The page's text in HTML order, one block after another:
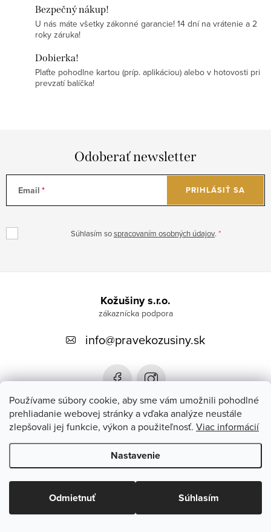
Používame súbory cookie, aby sme vám umožnili pohodlné
prehliadanie webovej stránky a vďaka analýze neustále
zlepšovali jej funkcie, výkon a použiteľnosť. Viac informácií
Nastavenie
Odmietnuť Súhlasím
Bezpečný nákup!
U nás máte všetky zákonné garancie! 14 dní na vrátenie a 2
roky záruka!
Dobierka!
Plaťte pohodlne kartou (príp. aplikáciou) alebo v hotovosti pri
prevzatí balíčka!
Odoberať newsletter
Email
Súhlasím sospracovaním osobných údajov.
PRIHLÁSIŤ SA
i
Kožušiny s.r.o.
info@pravekozusiny.sk
Zákaznícky servis
Copyright 2026#PRAVEKOZUSINY.SK#. Všetky práva vyhradené.
Upraviť nastavenie cookies